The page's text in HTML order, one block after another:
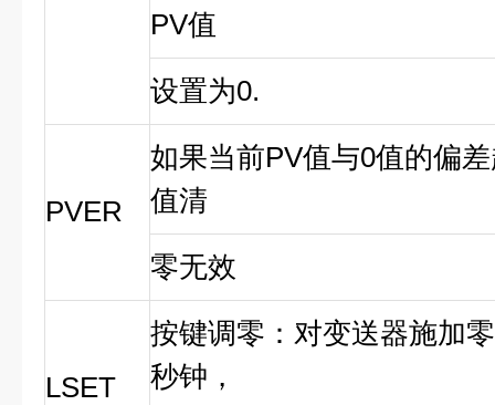
PV值
设置为0.
PVER
如果当前PV值与0值的偏
值清
零无效
LSET
按键调零：对变送器施加
秒钟，